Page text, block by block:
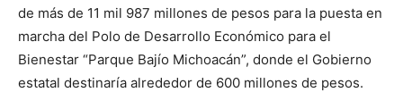
de más de 11 mil 987 millones de pesos para la puesta en
marcha del Polo de Desarrollo Económico para el
Bienestar “Parque Bajío Michoacán”, donde el Gobierno
estatal destinaría alrededor de 600 millones de pesos.